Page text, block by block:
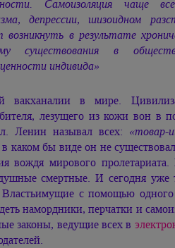
Самоизоляция чаще
депрессии, шизоидном
в результате
существования в
индивида»
вакханалии в мире.
лезущего из кожи вон в
Ленин называл всех: «товар-
каком бы виде он не
вождя мирового пролетариата.
смертные. И сегодня уже
с помощью
намордники, перчатки и
законы, ведущие всех в